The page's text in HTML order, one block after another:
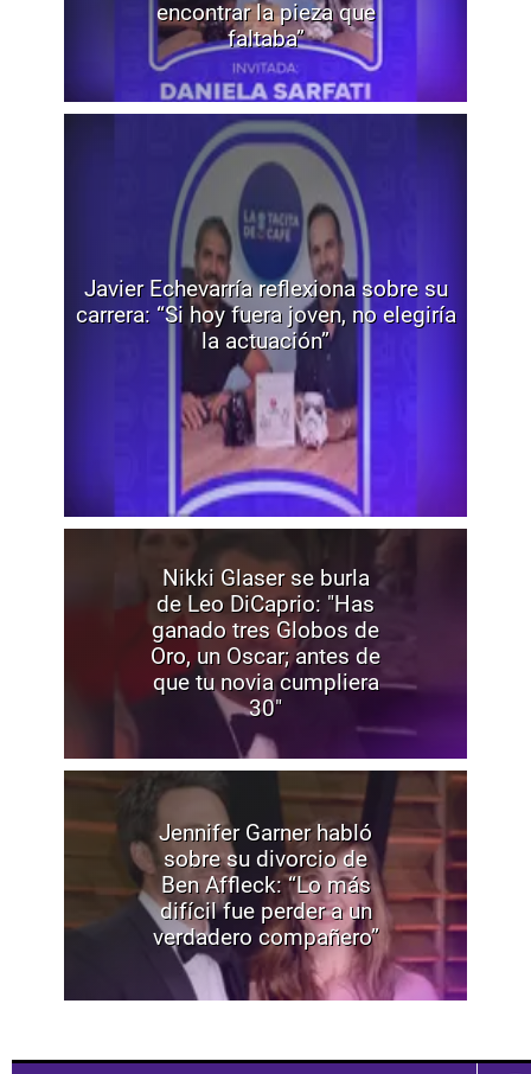
encontrar la pieza que
faltaba”
Javier Echevarría reflexiona sobre su
carrera: “Si hoy fuera joven, no elegiría
la actuación”
Nikki Glaser se burla
de Leo DiCaprio: "Has
ganado tres Globos de
Oro, un Oscar; antes de
que tu novia cumpliera
30"
Jennifer Garner habló
sobre su divorcio de
Ben Affleck: “Lo más
difícil fue perder a un
verdadero compañero”